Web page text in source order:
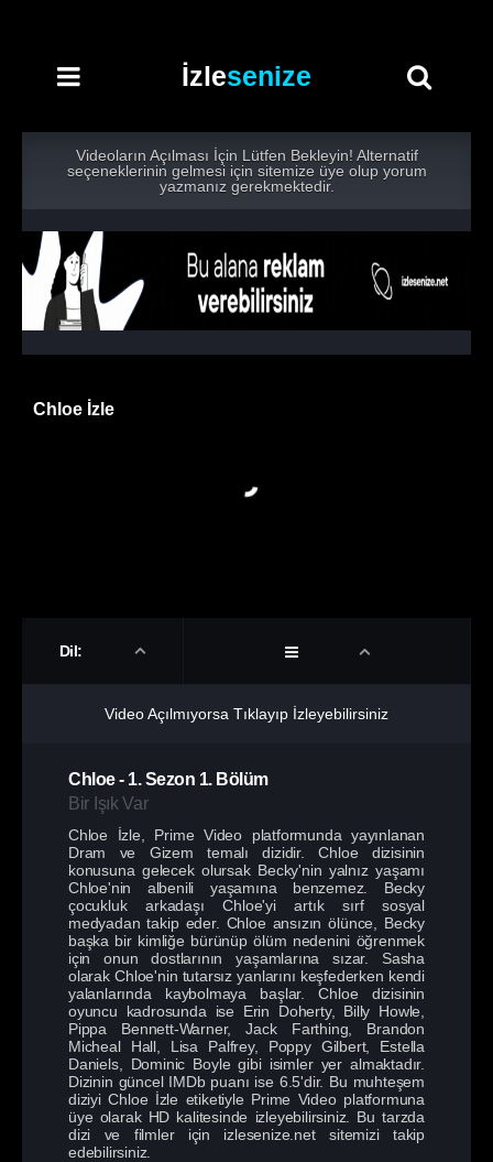
İzlesenize
Videoların Açılması İçin Lütfen Bekleyin! Alternatif
seçeneklerinin gelmesi için sitemize üye olup yorum
yazmanız gerekmektedir.
Chloe İzle
Dil:
Video Açılmıyorsa Tıklayıp İzleyebilirsiniz
Chloe- 1. Sezon 1. Bölüm
Bir Işık Var
Chloe İzle, Prime Video platformunda yayınlanan
Dram ve Gizem temalı dizidir. Chloe dizisinin
konusuna gelecek olursak Becky'nin yalnız yaşamı
Chloe'nin albenili yaşamına benzemez. Becky
çocukluk arkadaşı Chloe'yi artık sırf sosyal
medyadan takip eder. Chloe ansızın ölünce, Becky
başka bir kimliğe bürünüp ölüm nedenini öğrenmek
için onun dostlarının yaşamlarına sızar. Sasha
olarak Chloe'nin tutarsız yanlarını keşfederken kendi
yalanlarında kaybolmaya başlar. Chloe dizisinin
oyuncu kadrosunda ise Erin Doherty, Billy Howle,
Pippa Bennett-Warner, Jack Farthing, Brandon
Micheal Hall, Lisa Palfrey, Poppy Gilbert, Estella
Daniels, Dominic Boyle gibi isimler yer almaktadır.
Dizinin güncel IMDb puanı ise 6.5'dir. Bu muhteşem
diziyi Chloe İzle etiketiyle Prime Video platformuna
üye olarak HD kalitesinde izleyebilirsiniz. Bu tarzda
dizi ve filmler için izlesenize.net sitemizi takip
edebilirsiniz.